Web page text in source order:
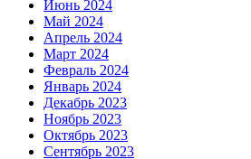
Июнь 2024
Май 2024
Апрель 2024
Март 2024
Февраль 2024
Январь 2024
Декабрь 2023
Ноябрь 2023
Октябрь 2023
Сентябрь 2023